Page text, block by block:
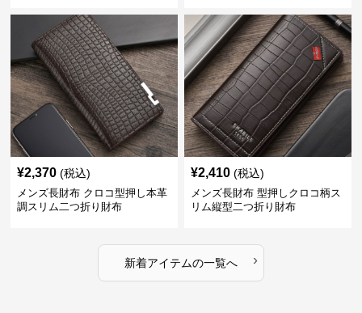
¥2,370 (税込)
メンズ長財布 クロコ型押し本革
調スリム二つ折り財布
¥2,410 (税込)
メンズ長財布 型押しクロコ柄ス
リム縦型二つ折り財布
新着アイテムの一覧へ ›